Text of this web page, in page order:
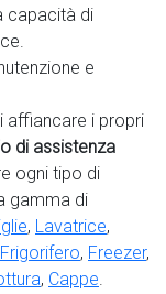
capacità di
e
affiancare i propri
di assistenza
ogni tipo di
gamma di
, Lavatrice,
Frigorifero, Freezer,
, Cappe.